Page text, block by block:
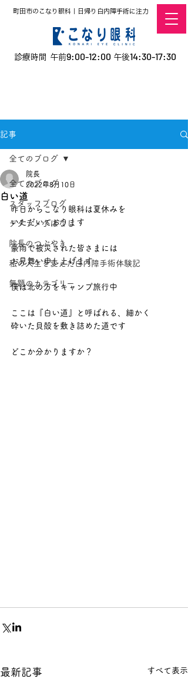
町田市のこなり眼科｜日帰り白内障手術に注力
診療時間 午前9:00-12:00 午後14:30-17:30
記事
全てのブログ
スタッフブログ
デタラメ小ばなし
院長のつぶやき
私の人生を変えた白内障手術体験記
無題のカテゴリー
全てのブログ
白い道
院長
2022年8月10日
昨日からこなり眼科は夏休みを
いただいております
豪雨で被災された皆さまには
お見舞い申し上げます
僕は北の方をキャンプ旅行中
ここは『白い道』と呼ばれる、細かく
砕いた貝殻を敷き詰めた道です
どこか分かりますか？
最新記事 すべて表示